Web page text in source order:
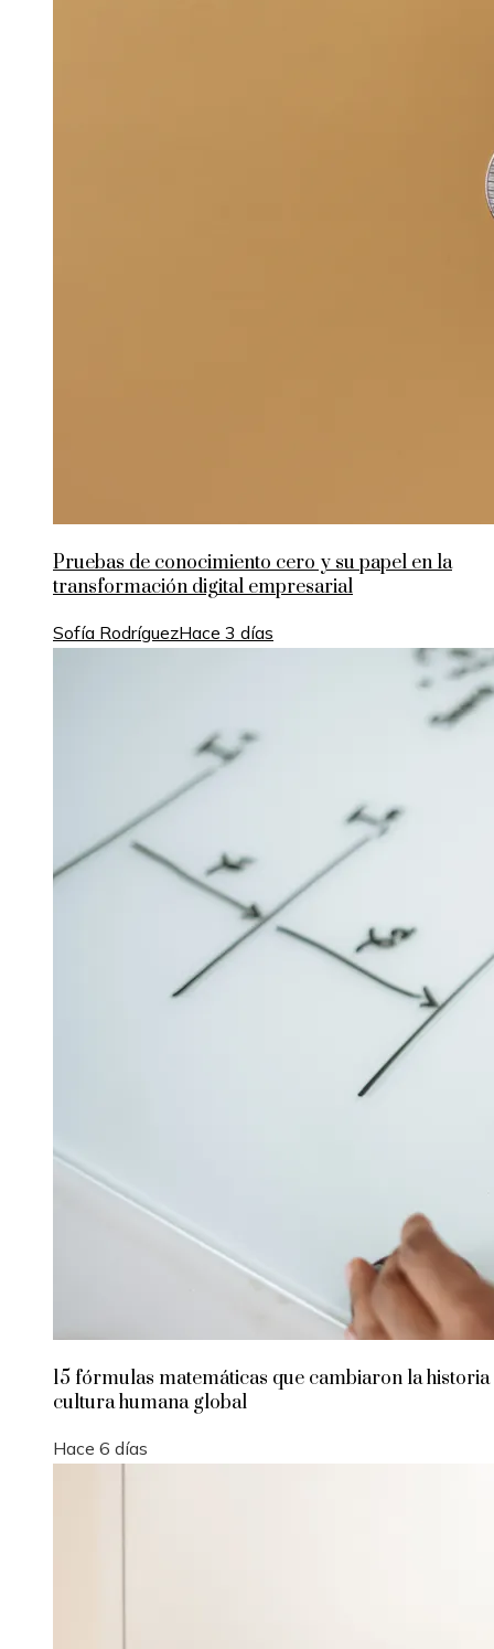
Pruebas de conocimiento cero y su papel en la
transformación digital empresarial
Sofía RodríguezHace 3 días
15 fórmulas matemáticas que cambiaron la
cultura humana global
Hace 6 días